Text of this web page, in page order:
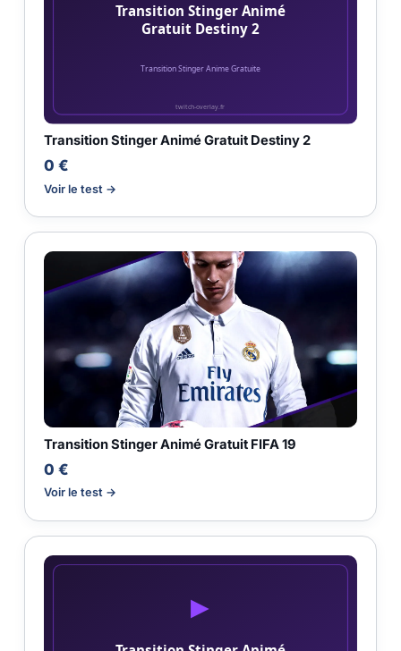
Transition Stinger Animé Gratuit Destiny 2
0 €
Voir le test →
Transition Stinger Animé Gratuit FIFA 19
0 €
Voir le test →